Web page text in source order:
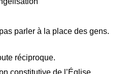
parler à la place des gens.
réciproque.